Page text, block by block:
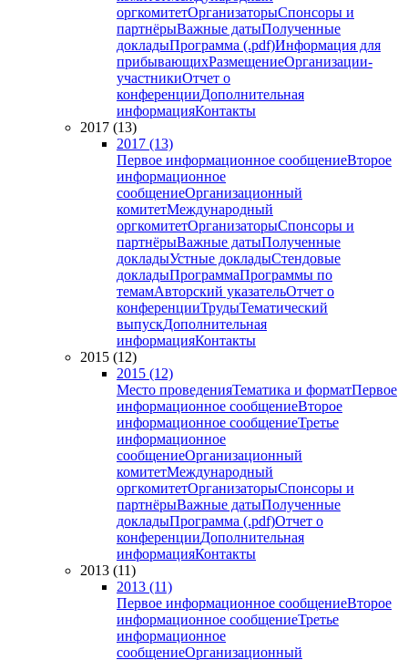
оргкомитетОрганизаторыСпонсоры и
партнёрыВажные датыПолученные
докладыПрограмма (.pdf)Информация для
прибывающихРазмещениеОрганизации-
участникиОтчет о
конференцииДополнительная
информацияКонтакты
2017 (13)
2017 (13)
Первое информационное сообщениеВторое
информационное
сообщениеОрганизационный
комитетМеждународный
оргкомитетОрганизаторыСпонсоры и
партнёрыВажные датыПолученные
докладыУстные докладыСтендовые
докладыПрограммаПрограммы по
темамАвторский указательОтчет о
конференцииТрудыТематический
выпускДополнительная
информацияКонтакты
2015 (12)
2015 (12)
Место проведенияТематика и форматПервое
информационное сообщениеВторое
информационное сообщениеТретье
информационное
сообщениеОрганизационный
комитетМеждународный
оргкомитетОрганизаторыСпонсоры и
партнёрыВажные датыПолученные
докладыПрограмма (.pdf)Отчет о
конференцииДополнительная
информацияКонтакты
2013 (11)
2013 (11)
Первое информационное сообщениеВторое
информационное сообщениеТретье
информационное
сообщениеОрганизационный